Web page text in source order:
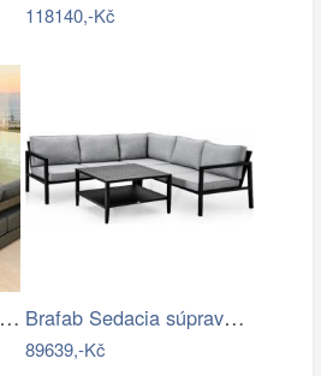
118140,-Kč
Hliníková sestava pro 10 osob MADRID … Brafab Sedacia súprava BELFORT čierna -…
89639,-Kč